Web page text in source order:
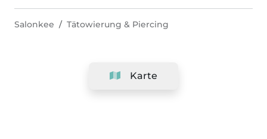
Karte
Salonkee Tätowierung & Piercing